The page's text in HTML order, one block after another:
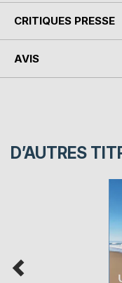
CRITIQUES PRESSE
AVIS
D’AUTRES